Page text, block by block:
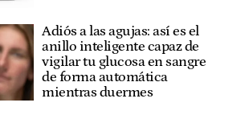
Adiós a las agujas: así es el
anillo inteligente capaz de
vigilar tu glucosa en sangre
de forma automática
mientras duermes